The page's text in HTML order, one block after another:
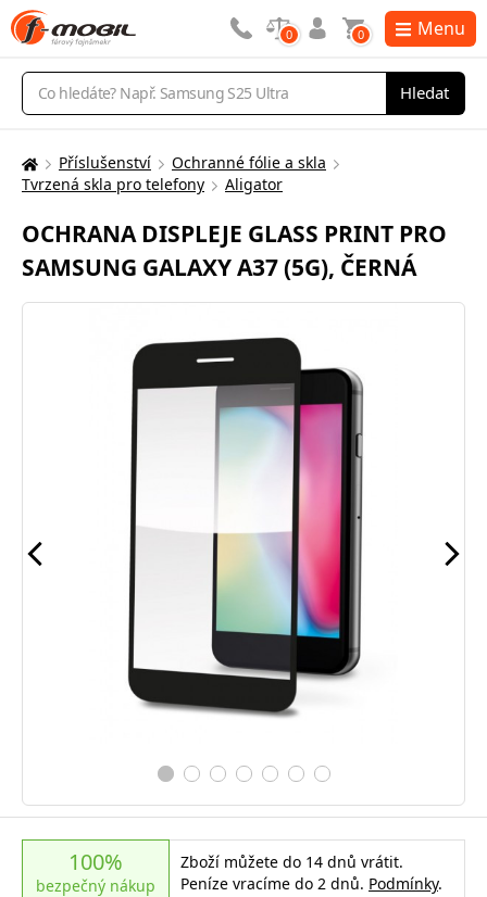
Vyhledávání
Hledat
0 0 Menu
Zde
nacházíte:
Příslušenství
Ochranné fólie a skla
Tvrzená skla pro telefony
Aligator
OCHRANA DISPLEJE GLASS PRINT PRO
SAMSUNG GALAXY A37 (5G), ČERNÁ
100%
bezpečný nákup
Zboží můžete do 14 dnů vrátit.
Peníze vracíme do 2 dnů. Podmínky.